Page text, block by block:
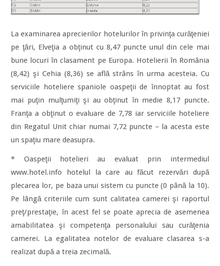
La examinarea aprecierilor hotelurilor în privinţa curăţeniei
pe ţări, Elveţia a obţinut cu 8,47 puncte unul din cele mai
bune locuri în clasament pe Europa. Hotelierii în România
(8,42) şi Cehia (8,36) se află strâns în urma acesteia. Cu
serviciile hoteliere spaniole oaspeţii de înnoptat au fost
mai puţin mulţumiţi şi au obţinut în medie 8,17 puncte.
Franţa a obţinut o evaluare de 7,78 iar serviciile hoteliere
din Regatul Unit chiar numai 7,72 puncte – la acesta este
un spaţiu mare deasupra.
* Oaspeţii hotelieri au evaluat prin intermediul
www.hotel.info hotelul la care au făcut rezervări după
plecarea lor, pe baza unui sistem cu puncte (0 până la 10).
Pe lângă criteriile cum sunt calitatea camerei şi raportul
preţ/prestaţie, în acest fel se poate aprecia de asemenea
amabilitatea şi competenţa personalului sau curăţenia
camerei. La egalitatea notelor de evaluare clasarea s-a
realizat după a treia zecimală.